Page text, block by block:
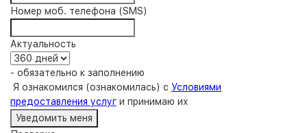
Номер моб. телефона (SMS)
Актуальность
- обязательно к заполнению
Я ознакомился (ознакомилась) с Условиями
предоставления услуг и принимаю их